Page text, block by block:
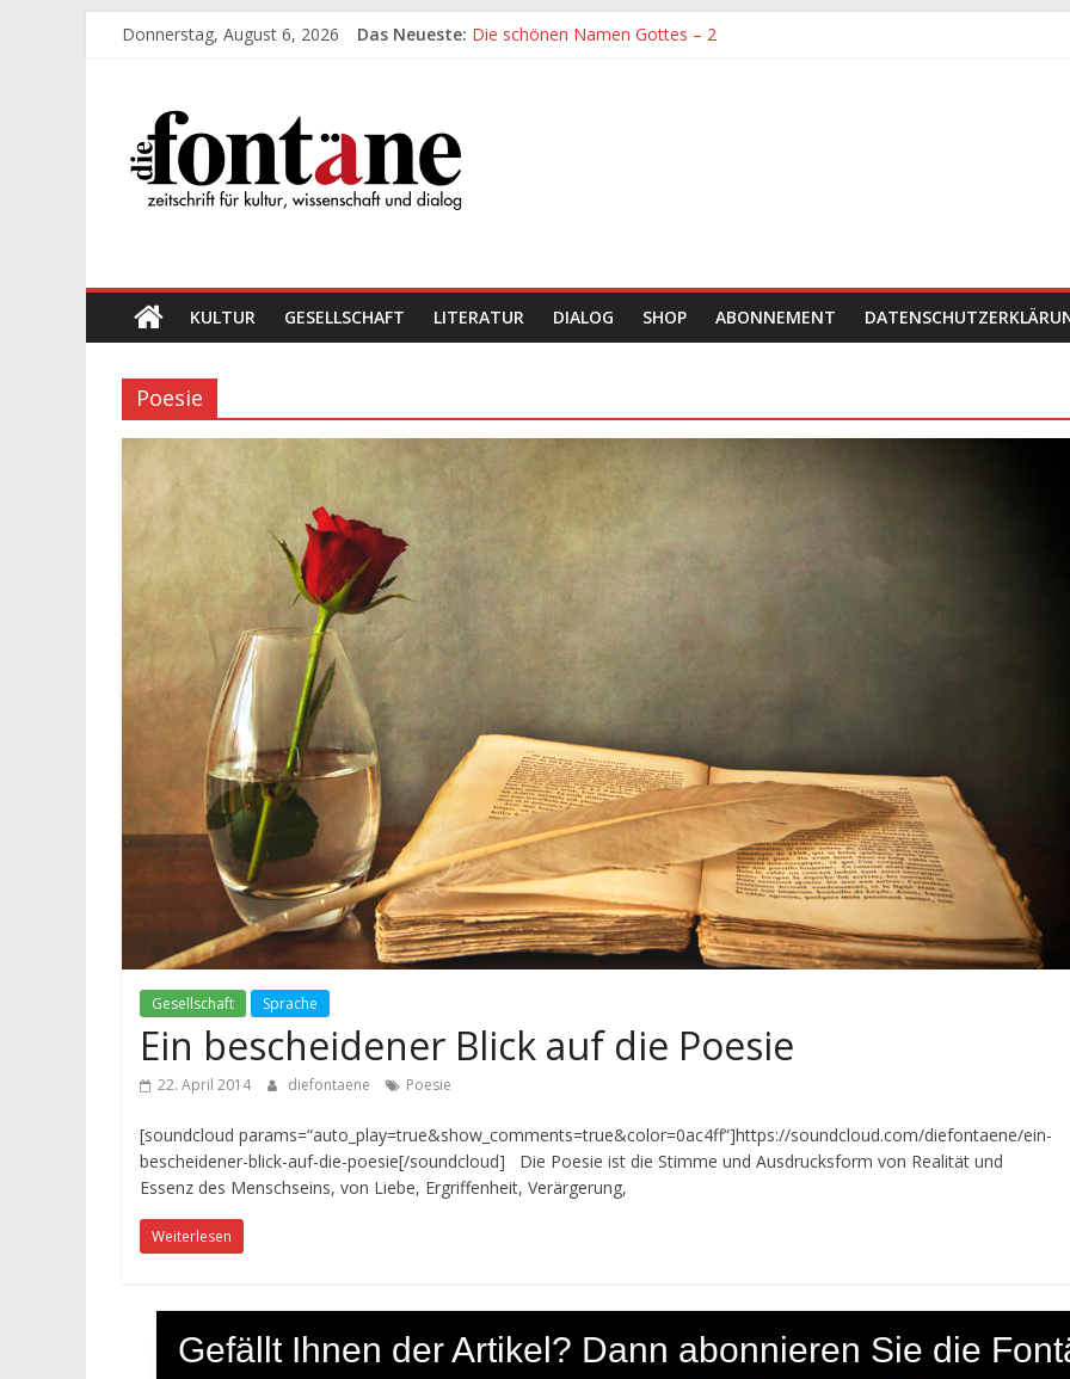
ZumDonnerstag, August 6, 2026 Das Neueste: Die schönen Namen Gottes – 2
Die
Fontäne
kultur,
wissenschaft
und
KULTUR GESELLSCHAFT LITERATUR DIALOG SHOP ABONNEMENT
Poesie
Gesellschaft Sprache
Ein bescheidener Blick auf die Poesie
22. April 2014 diefontaene Poesie
[soundcloud params=“auto_play=true&show_comments=true&color=0ac4ff“]https://soundcloud.com/diefontaene/ein-
bescheidener-blick-auf-die-poesie[/soundcloud] Die Poesie ist die Stimme und Ausdrucksform von Realität und
Essenz des Menschseins, von Liebe, Ergriffenheit, Verärgerung,
Weiterlesen
Gefällt Ihnen der Artikel? Dann abonnieren Sie die